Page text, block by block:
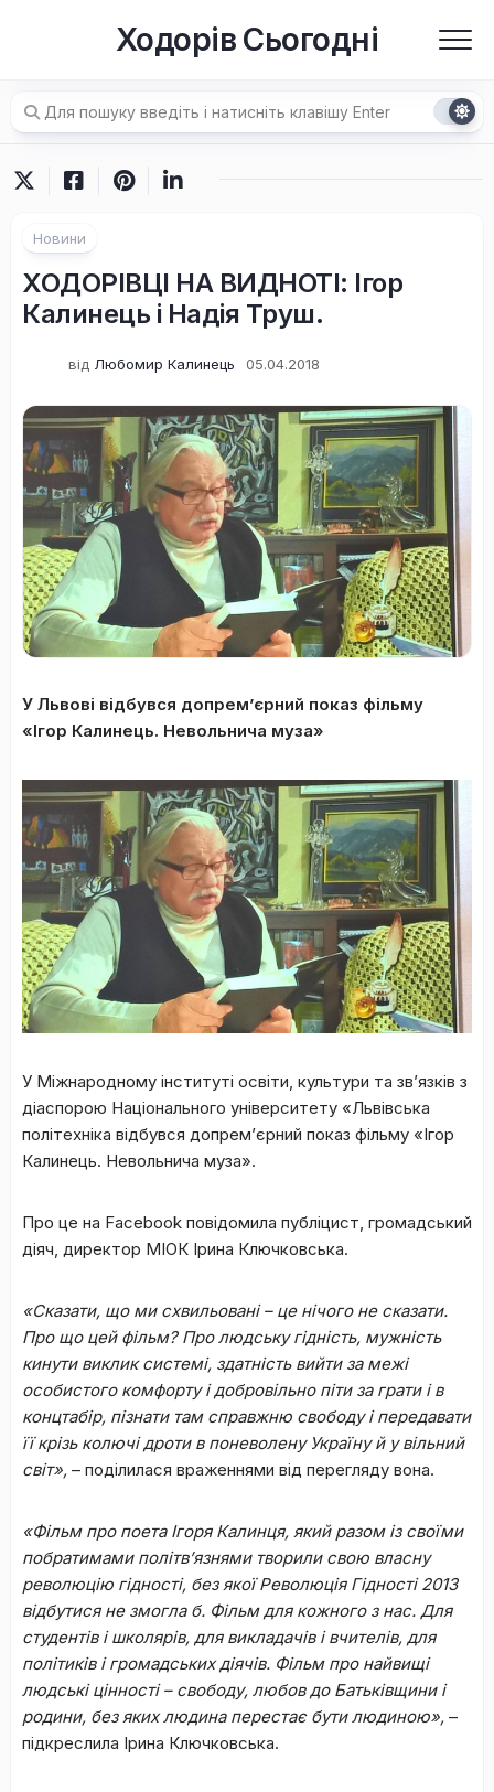
Ходорів Сьогодні
Новини
ХОДОРІВЦІ НА ВИДНОТІ: Ігор
Калинець і Надія Труш.
від Любомир Калинець 05.04.2018
У Львові відбувся допрем’єрний показ фільму
«Ігор Калинець. Невольнича муза»
У Міжнародному інституті освіти, культури та зв’язків з
діаспорою Національного університету «Львівська
політехніка відбувся допрем’єрний показ фільму «Ігор
Калинець. Невольнича муза».
Про це на Facebook повідомила публіцист, громадський
діяч, директор МІОК Ірина Ключковська.
«Сказати, що ми схвильовані – це нічого не сказати.
Про що цей фільм? Про людську гідність, мужність
кинути виклик системі, здатність вийти за межі
особистого комфорту і добровільно піти за грати і в
концтабір, пізнати там справжню свободу і передавати
її крізь колючі дроти в поневолену Україну й у вільний
світ», – поділилася враженнями від перегляду вона.
«Фільм про поета Ігоря Калинця, який разом із своїми
побратимами політв’язнями творили свою власну
революцію гідності, без якої Революція Гідності 2013
відбутися не змогла б. Фільм для кожного з нас. Для
студентів і школярів, для викладачів і вчителів, для
політиків і громадських діячів. Фільм про найвищі
людські цінності – свободу, любов до Батьківщини і
родини, без яких людина перестає бути людиною», –
підкреслила Ірина Ключковська.